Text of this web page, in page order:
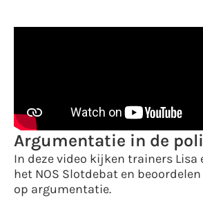
Argumentatie in de
In deze video kijken trainers Lisa
het NOS Slotdebat en
op argumentatie.